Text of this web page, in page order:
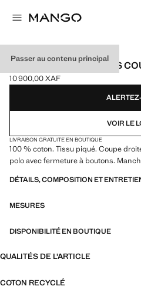
Passer au contenu principal
POLO COTON MANCHES
Prix actuel [10 900,00 XAF ]
10 900,00 XAF
Choisissez une couleur
VOIR LE
LIVRAISON GRATUITE EN BOUTIQUE
100 % coton. Tissu piqué. Coupe
polo avec fermeture à boutons.
DÉTAILS, COMPOSITION ET
MESURES
DISPONIBILITÉ EN BOUTIQUE
QUALITÉS DE L'ARTICLE
COTON RECYCLÉ